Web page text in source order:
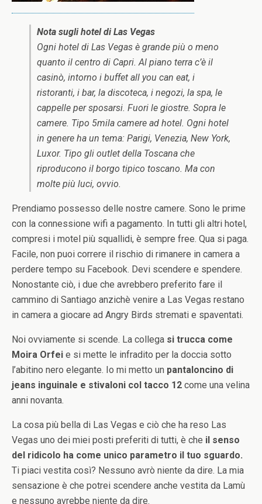
Nota sugli hotel di Las Vegas
Ogni hotel di Las Vegas è grande più o meno
quanto il centro di Capri. Al piano terra c’è il
casinò, intorno i buffet all you can eat, i
ristoranti, i bar, la discoteca, i negozi, la spa, le
cappelle per sposarsi. Fuori le giostre. Sopra le
camere. Tipo 5mila camere ad hotel. Ogni hotel
in genere ha un tema: Parigi, Venezia, New York,
Luxor. Tipo gli outlet della Toscana che
riproducono il borgo tipico toscano. Ma con
molte più luci, ovvio.
Prendiamo possesso delle nostre camere. Sono le prime
con la connessione wifi a pagamento. In tutti gli altri hotel,
compresi i motel più squallidi, è sempre free. Qua si paga.
Facile, non puoi correre il rischio di rimanere in camera a
perdere tempo su Facebook. Devi scendere e spendere.
Nonostante ciò, i due che avrebbero preferito fare il
cammino di Santiago anzichè venire a Las Vegas restano
in camera a giocare ad Angry Birds stremati e spaventati.
Noi ovviamente si scende. La collega si trucca come
Moira Orfei e si mette le infradito per la doccia sotto
l’abitino nero elegante. Io mi metto un pantaloncino di
jeans inguinale e stivaloni col tacco 12 come una velina
anni novanta.
La cosa più bella di Las Vegas e ciò che ha reso Las
Vegas uno dei miei posti preferiti di tutti, è che il senso
del ridicolo ha come unico parametro il tuo sguardo.
Ti piaci vestita così? Nessuno avrò niente da dire. La mia
sensazione è che potrei scendere anche vestita da Lamù
e nessuno avrebbe niente da dire.